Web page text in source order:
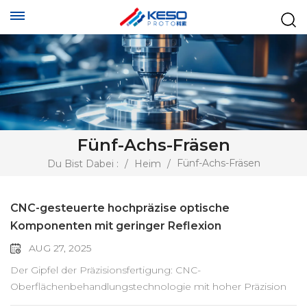
Fünf-Achs-Fräsen
Du Bist Dabei : / Heim / Fünf-Achs-Fräsen
CNC-gesteuerte hochpräzise optische
Komponenten mit geringer Reflexion
AUG 27, 2025
Der Gipfel der Präzisionsfertigung: CNC-
Oberflächenbehandlungstechnologie mit hoher Präzision
und geringer Reflektivität In der modernen